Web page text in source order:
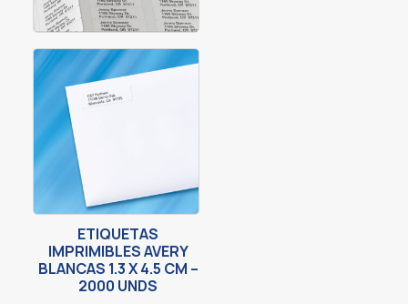
ETIQUETAS
IMPRIMIBLES AVERY
BLANCAS 1.3 X 4.5 CM –
2000 UNDS